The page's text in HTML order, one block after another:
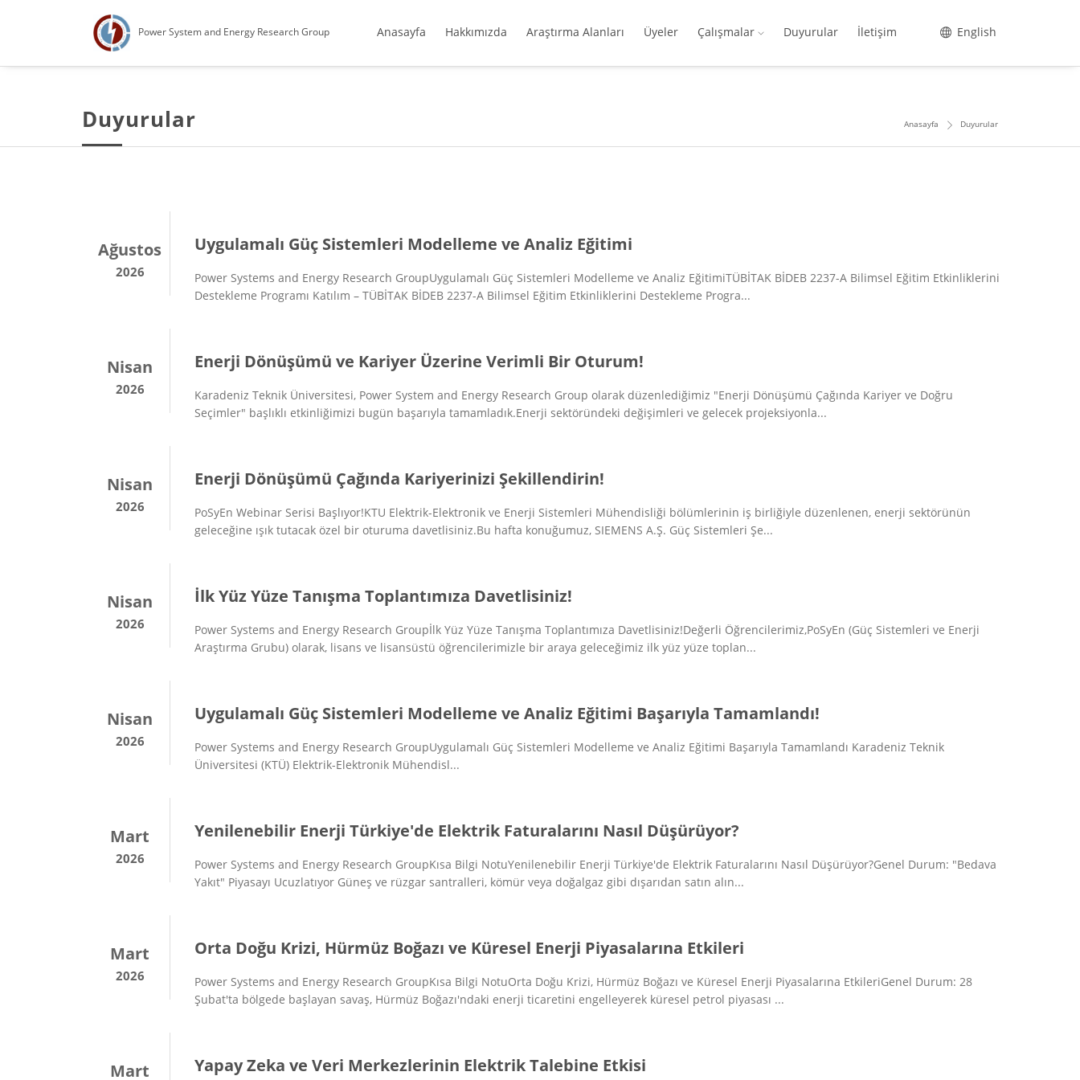
Power System and Energy Research Group Anasayfa Hakkımızda Araştırma Alanları Üyeler Çalışmalar Duyurular İletişim English
Duyurular Anasayfa Duyurular
Ağustos
2026
Uygulamalı Güç Sistemleri Modelleme ve Analiz Eğitimi
Power Systems and Energy Research GroupUygulamalı Güç Sistemleri Modelleme ve Analiz EğitimiTÜBİTAK BİDEB 2237-A Bilimsel Eğitim Etkinliklerini
Destekleme Programı Katılım – TÜBİTAK BİDEB 2237-A Bilimsel Eğitim Etkinliklerini Destekleme Progra...
Nisan
2026
Enerji Dönüşümü ve Kariyer Üzerine Verimli Bir Oturum!
Karadeniz Teknik Üniversitesi, Power System and Energy Research Group olarak düzenlediğimiz "Enerji Dönüşümü Çağında Kariyer ve Doğru
Seçimler" başlıklı etkinliğimizi bugün başarıyla tamamladık.Enerji sektöründeki değişimleri ve gelecek projeksiyonla...
Nisan
2026
Enerji Dönüşümü Çağında Kariyerinizi Şekillendirin!
PoSyEn Webinar Serisi Başlıyor!KTU Elektrik-Elektronik ve Enerji Sistemleri Mühendisliği bölümlerinin iş birliğiyle düzenlenen, enerji sektörünün
geleceğine ışık tutacak özel bir oturuma davetlisiniz.Bu hafta konuğumuz, SIEMENS A.Ş. Güç Sistemleri Şe...
Nisan
2026
İlk Yüz Yüze Tanışma Toplantımıza Davetlisiniz!
Power Systems and Energy Research Groupİlk Yüz Yüze Tanışma Toplantımıza Davetlisiniz!Değerli Öğrencilerimiz,PoSyEn (Güç Sistemleri ve Enerji
Araştırma Grubu) olarak, lisans ve lisansüstü öğrencilerimizle bir araya geleceğimiz ilk yüz yüze toplan...
Nisan
2026
Uygulamalı Güç Sistemleri Modelleme ve Analiz Eğitimi Başarıyla Tamamlandı!
Power Systems and Energy Research GroupUygulamalı Güç Sistemleri Modelleme ve Analiz Eğitimi Başarıyla Tamamlandı Karadeniz Teknik
Üniversitesi (KTÜ) Elektrik-Elektronik Mühendisl...
Mart
2026
Yenilenebilir Enerji Türkiye'de Elektrik Faturalarını Nasıl Düşürüyor?
Power Systems and Energy Research GroupKısa Bilgi NotuYenilenebilir Enerji Türkiye'de Elektrik Faturalarını Nasıl Düşürüyor?Genel Durum: "Bedava
Yakıt" Piyasayı Ucuzlatıyor Güneş ve rüzgar santralleri, kömür veya doğalgaz gibi dışarıdan satın alın...
Mart
2026
Orta Doğu Krizi, Hürmüz Boğazı ve Küresel Enerji Piyasalarına Etkileri
Power Systems and Energy Research GroupKısa Bilgi NotuOrta Doğu Krizi, Hürmüz Boğazı ve Küresel Enerji Piyasalarına EtkileriGenel Durum: 28
Şubat'ta bölgede başlayan savaş, Hürmüz Boğazı'ndaki enerji ticaretini engelleyerek küresel petrol piyasası ...
Mart Yapay Zeka ve Veri Merkezlerinin Elektrik Talebine Etkisi